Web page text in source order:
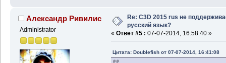
Александр Ривилис
Administrator
Re: C3D 2015 rus не
русский язык?
« Ответ #5 : 07-07-2014, 16:58:40 »
Цитата: Doublefish от 07-07-2014, 16:41:08